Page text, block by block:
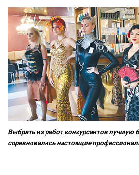
Выбрать из работ конкурсантов лучшую
соревновались настоящие